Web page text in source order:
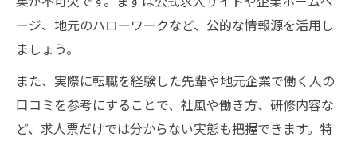
ージ、地元のハローワークなど、公的な情報源を活用し
ましょう。
また、実際に転職を経験した先輩や地元企業で働く人の
口コミを参考にすることで、社風や働き方、研修内容な
ど、求人票だけでは分からない実態も把握できます。特